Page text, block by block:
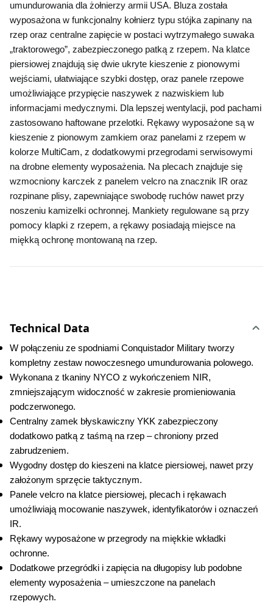
umundurowania dla żołnierzy armii USA. Bluza została
wyposażona w funkcjonalny kołnierz typu stójka zapinany na
rzep oraz centralne zapięcie w postaci wytrzymałego suwaka
„traktorowego”, zabezpieczonego patką z rzepem. Na klatce
piersiowej znajdują się dwie ukryte kieszenie z pionowymi
wejściami, ułatwiające szybki dostęp, oraz panele rzepowe
umożliwiające przypięcie naszywek z nazwiskiem lub
informacjami medycznymi. Dla lepszej wentylacji, pod pachami
zastosowano haftowane przelotki. Rękawy wyposażone są w
kieszenie z pionowym zamkiem oraz panelami z rzepem w
kolorze MultiCam, z dodatkowymi przegrodami serwisowymi
na drobne elementy wyposażenia. Na plecach znajduje się
wzmocniony karczek z panelem velcro na znacznik IR oraz
rozpinane plisy, zapewniające swobodę ruchów nawet przy
noszeniu kamizelki ochronnej. Mankiety regulowane są przy
pomocy klapki z rzepem, a rękawy posiadają miejsce na
miękką ochronę montowaną na rzep.
Technical Data
W połączeniu ze spodniami Conquistador Military tworzy
kompletny zestaw nowoczesnego umundurowania polowego.
Wykonana z tkaniny NYCO z wykończeniem NIR,
zmniejszającym widoczność w zakresie promieniowania
podczerwonego.
Centralny zamek błyskawiczny YKK zabezpieczony
dodatkowo patką z taśmą na rzep – chroniony przed
zabrudzeniem.
Wygodny dostęp do kieszeni na klatce piersiowej, nawet przy
założonym sprzęcie taktycznym.
Panele velcro na klatce piersiowej, plecach i rękawach
umożliwiają mocowanie naszywek, identyfikatorów i oznaczeń
IR.
Rękawy wyposażone w przegrody na miękkie wkładki
ochronne.
Dodatkowe przegródki i zapięcia na długopisy lub podobne
elementy wyposażenia – umieszczone na panelach
rzepowych.